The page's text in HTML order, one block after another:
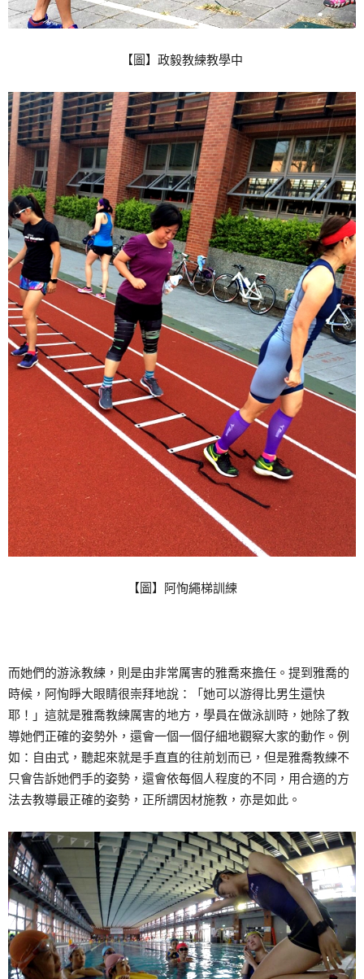
【圖】政毅教練教學中
【圖】阿恂繩梯訓練
而她們的游泳教練，則是由非常厲害的雅喬來擔任。提到雅喬的
時候，阿恂睜大眼睛很崇拜地說：「她可以游得比男生還快
耶！」這就是雅喬教練厲害的地方，學員在做泳訓時，她除了教
導她們正確的姿勢外，還會一個一個仔細地觀察大家的動作。例
如：自由式，聽起來就是手直直的往前划而已，但是雅喬教練不
只會告訴她們手的姿勢，還會依每個人程度的不同，用合適的方
法去教導最正確的姿勢，正所謂因材施教，亦是如此。